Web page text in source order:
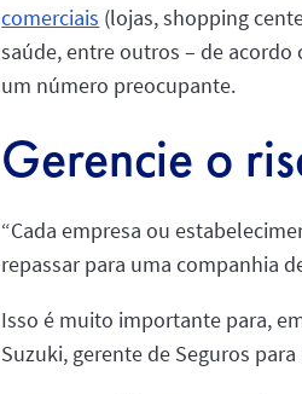
comerciais (lojas, shopping
saúde, entre outros – de
um número preocupante.
Gerencie o
“Cada empresa ou
repassar para uma companhia
Isso é muito importante para,
Suzuki, gerente de Seguros